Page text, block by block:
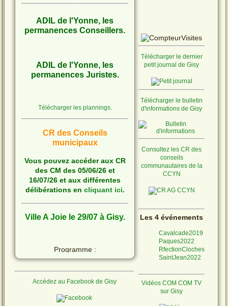
ADIL de l'Yonne, les
permanences Conseillers.
ADIL de l'Yonne, les
permanences Juristes.
Télécharger les plannings.
CR des Conseils
municipaux
Vous pouvez accéder aux CR
des CM des 05/06/26 et
16/07/26 et aux différentes
délibérations en cliquant ici.
Ville A Joie le 29/07 à Gisy.
Programme :
moustiques s'installer !
Télécharger le dernier
petit journal de Gisy
Télécharger le bulletin
d'informations de Gisy
Consultez les CR des
conseils
communautaires de la
CCYN
Les 4 événements
Cavalcade2019
Paques2022
RfectionCloches
SaintJean2022
Vidéos COM COM TV
sur Gisy
Accédez au Facebook de Gisy